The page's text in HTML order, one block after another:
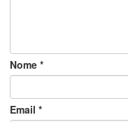
Nome *
Email *